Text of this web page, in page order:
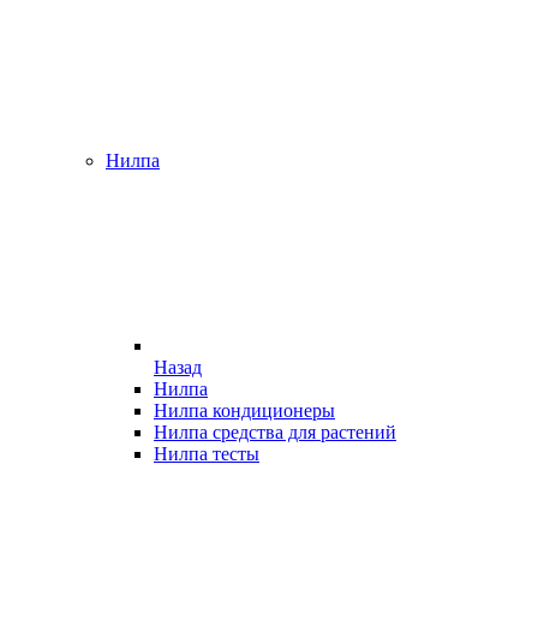
Нилпа
Назад
Нилпа
Нилпа кондиционеры
Нилпа средства для растений
Нилпа тесты